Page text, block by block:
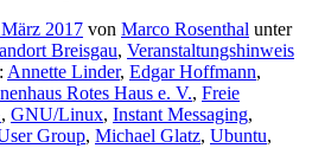
2017 von Marco Rosenthal unter
Breisgau, Veranstaltungshinweis
Annette Linder, Edgar Hoffmann,
Rotes Haus e. V., Freie
, GNU/Linux, Instant Messaging,
Group, Michael Glatz, Ubuntu,